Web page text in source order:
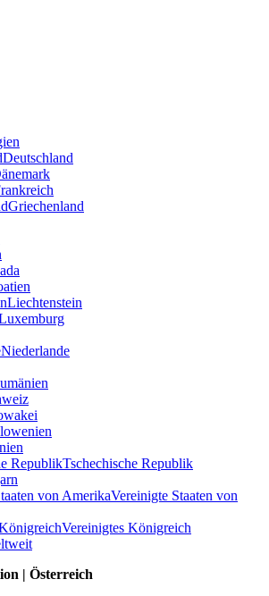
Deutschland
Griechenland
Liechtenstein
Niederlande
Tschechische Republik
Vereinigte Staaten von
Vereinigtes Königreich
| Österreich